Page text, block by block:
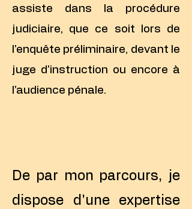
assiste dans la procédure
judiciaire, que ce soit
lors de
l'enquête préliminaire, devant le
juge d'instruction ou encore à
l'audience pénale.
De par mon parcours, je
dispose d'une expertise